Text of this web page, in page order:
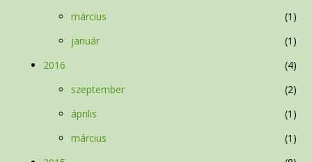
március
1
január
1
2016
4
szeptember
2
április
1
március
1